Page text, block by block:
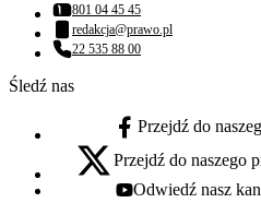
Numer telefonu:
801 04 45 45
Adres email:
redakcja@prawo.pl
Numer telefonu:
22 535 88 00
Śledź nas
facebook - otwiera się w
Przejdź do
x - otwiera się w nowej karcie
Przejdź do naszego
youtube - otwiera się w
Odwiedź nasz